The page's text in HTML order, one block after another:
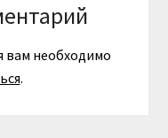
вам необходимо
.